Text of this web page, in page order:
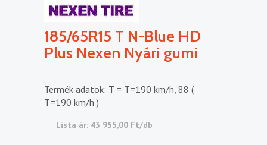
185/65R15 T N-Blue HD
Plus Nexen Nyári gumi
Termék adatok: T = T=190 km/h, 88 (
T=190 km/h )
Lista ár: 43 955,00 Ft/db